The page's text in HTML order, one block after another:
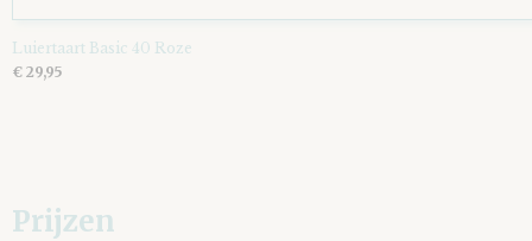
Luiertaart Basic 40 Roze
€ 29,95
Prijzen